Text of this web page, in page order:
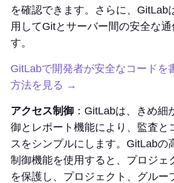
を確認できます。さらに、GitLab
用してGitとサーバー間の安全な通
す。
GitLabで開発者が安全なコードを
方法を見る →
アクセス制御 ：GitLabは、きめ細
御とレポート機能により、監査と
スをシンプルにします。GitLabの
制御機能を使用すると、プロジェ
を保護し、プロジェクト、グルー